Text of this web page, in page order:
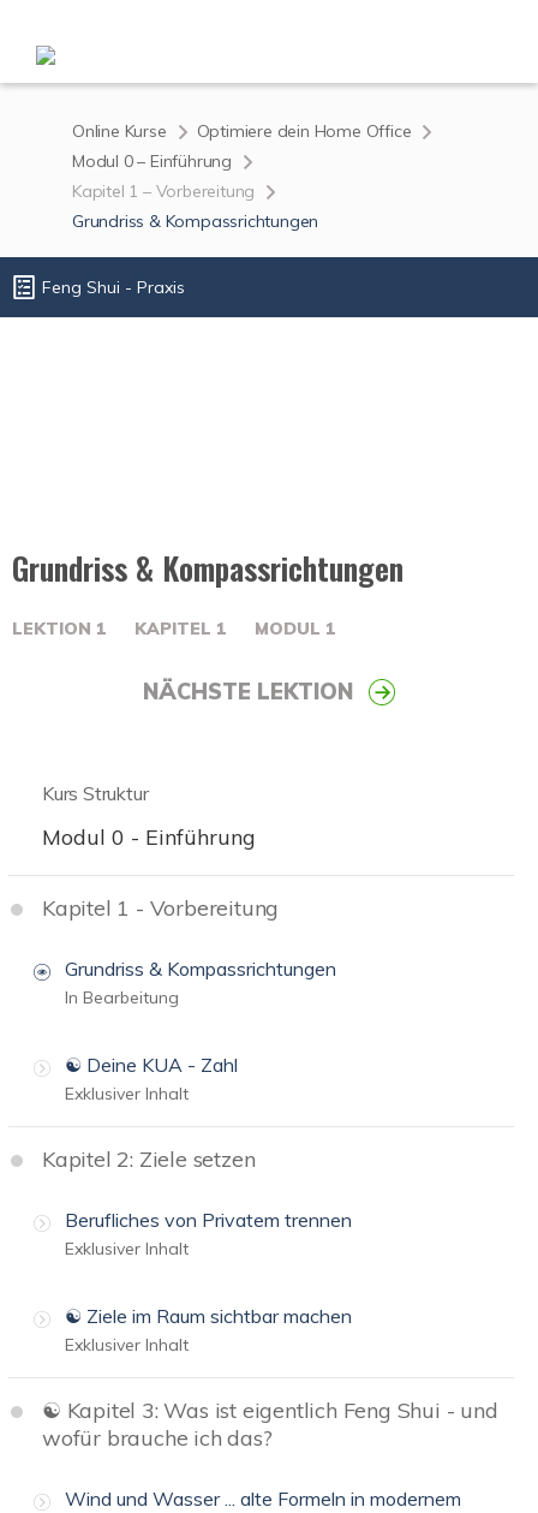
Online Kurse
Optimiere dein Home Office
Modul 0 – Einführung
Kapitel 1 – Vorbereitung
Grundriss & Kompassrichtungen
Feng Shui - Praxis
Grundriss & Kompassrichtungen
LEKTION 1 KAPITEL 1 MODUL 1
NÄCHSTE LEKTION
Kurs Struktur
Modul 0 - Einführung
Kapitel 1 - Vorbereitung
Grundriss & Kompassrichtungen
In Bearbeitung
☯️ Deine KUA - Zahl
Exklusiver Inhalt
Kapitel 2: Ziele setzen
Berufliches von Privatem trennen
Exklusiver Inhalt
☯️ Ziele im Raum sichtbar machen
Exklusiver Inhalt
☯️ Kapitel 3: Was ist eigentlich Feng Shui - und
wofür brauche ich das?
Wind und Wasser ... alte Formeln in modernem